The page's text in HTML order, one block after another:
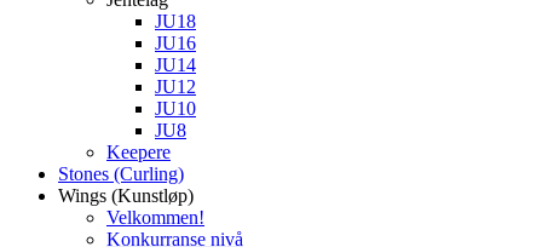
JU18
JU16
JU14
JU12
JU10
JU8
Keepere
Stones (Curling)
Wings (Kunstløp)
Velkommen!
Konkurranse nivå